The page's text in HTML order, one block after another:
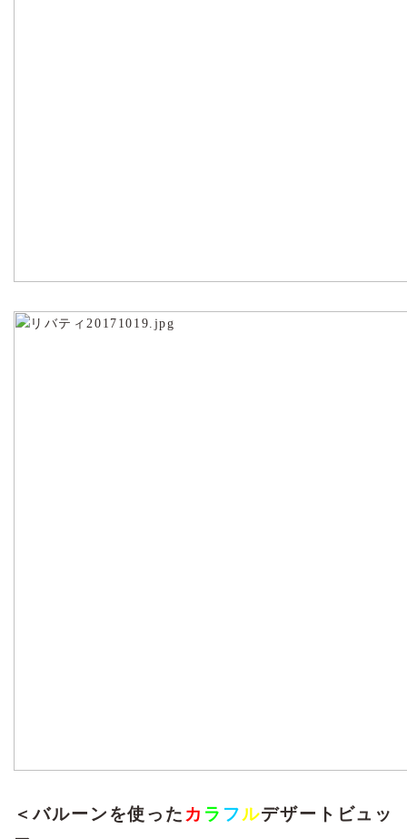
＜バルーンを使った カ ラ フルデザートビュッ